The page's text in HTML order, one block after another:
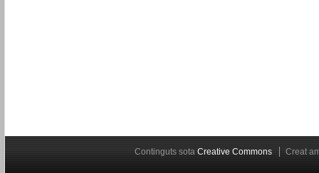
Continguts sotaCreative Commons Creat